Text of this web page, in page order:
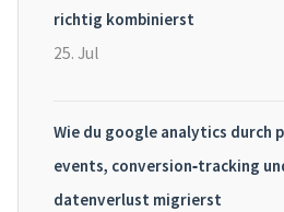
richtig kombinierst
25. Jul
Wie du google analytics durch
events, conversion‑tracking
datenverlust migrierst